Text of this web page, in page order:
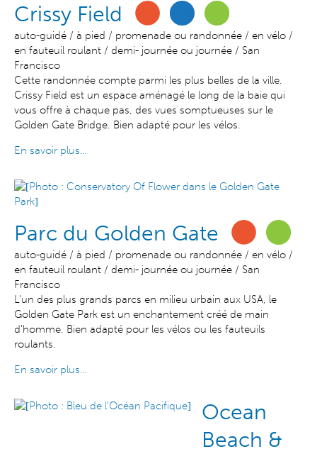
Crissy Field
auto-guidé / à pied / promenade ou randonnée / en vélo /
en fauteuil roulant / demi- journée ou journée / San
Francisco
Cette randonnée compte parmi les plus belles de la ville.
Crissy Field est un espace aménagé le long de la baie qui
vous offre à chaque pas, des vues somptueuses sur le
Golden Gate Bridge. Bien adapté pour les vélos.
En savoir plus…
Parc du Golden Gate
auto-guidé / à pied / promenade ou randonnée / en vélo /
en fauteuil roulant / demi- journée ou journée / San
Francisco
L'un des plus grands parcs en milieu urbain aux USA, le
Golden Gate Park est un enchantement créé de main
d'homme. Bien adapté pour les vélos ou les fauteuils
roulants.
En savoir plus…
Ocean
Beach &